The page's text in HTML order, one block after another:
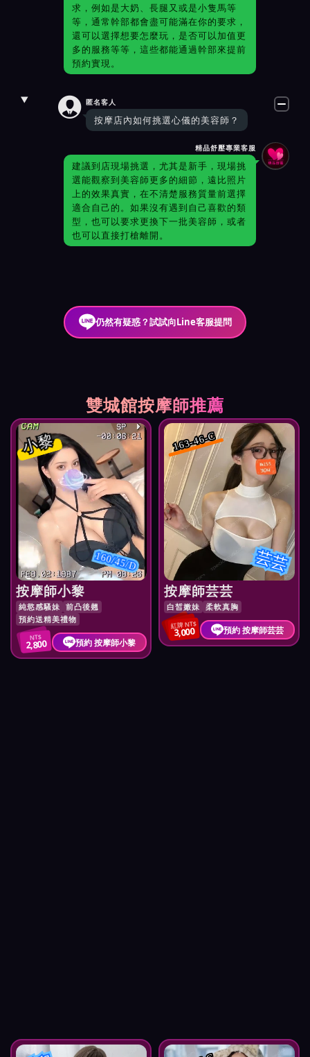
求，例如是大奶、長腿又或是小隻馬等
等，通常幹部都會盡可能滿在你的要求，
還可以選擇想要怎麼玩，是否可以加值更
多的服務等等，這些都能通過幹部來提前
預約實現。
 匿名客人
按摩店內如何挑選心儀的美容師？
精品舒壓專業客服
建議到店現場挑選，尤其是新手，現場挑
選能觀察到美容師更多的細節，遠比照片
上的效果真實，在不清楚服務質量前選擇
適合自己的。如果沒有遇到自己喜歡的類
型，也可以要求更換下一批美容師，或者
也可以直接打槍離開。
仍然有疑惑？試試向Line客服提問
雙城館按摩師推薦
小黎
160/45/D
按摩師小黎
純慾感騷妹 前凸後翹
預約送精美禮物
NT$
2,800 預約 按摩師小黎
芸芸
163-46-C
按摩師芸芸
白皙嫩妹 柔軟真胸
紅牌 NT$
3,000 預約 按摩師芸芸